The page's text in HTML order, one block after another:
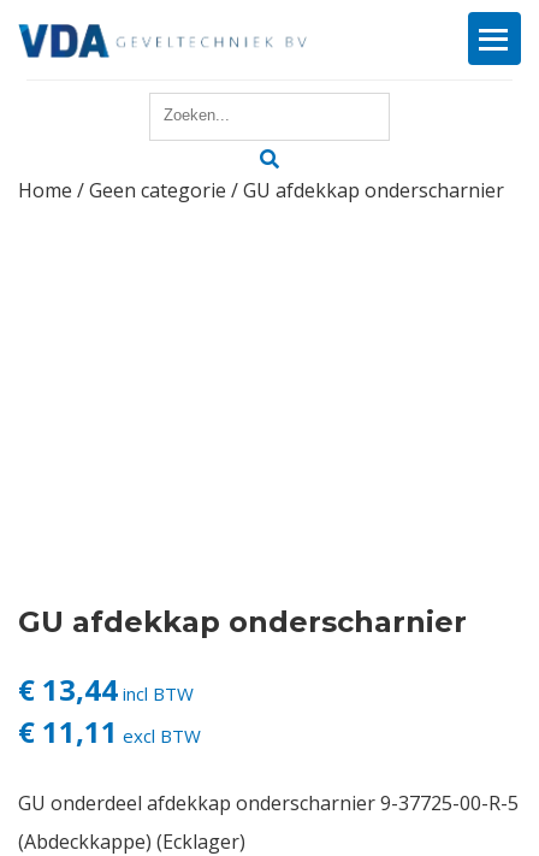
Reparatie
Vacatures
Home /Geen categorie / GU afdekkap onderscharnier
GU afdekkap onderscharnier
€ 13,44 incl BTW
€ 11,11 excl BTW
GU onderdeel afdekkap onderscharnier 9-37725-00-R-5
(Abdeckkappe) (Ecklager)